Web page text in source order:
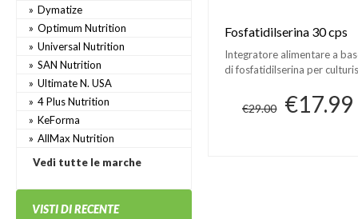
Dymatize
Optimum Nutrition
Universal Nutrition
SAN Nutrition
Ultimate N. USA
4 Plus Nutrition
KeForma
AllMax Nutrition
Vedi tutte le marche
VISTI DI RECENTE
Fosfatidilserina 30 cps
Integratore alimentare a
di fosfatidilserina per
€29.00 €17.99